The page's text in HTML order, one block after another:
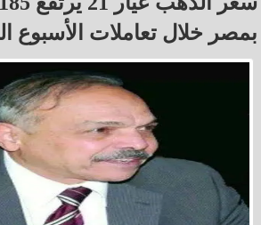
بمصر خلال تعاملات الأسبوع